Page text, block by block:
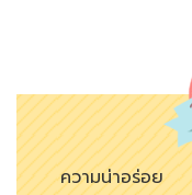
ความน่าอร่อย